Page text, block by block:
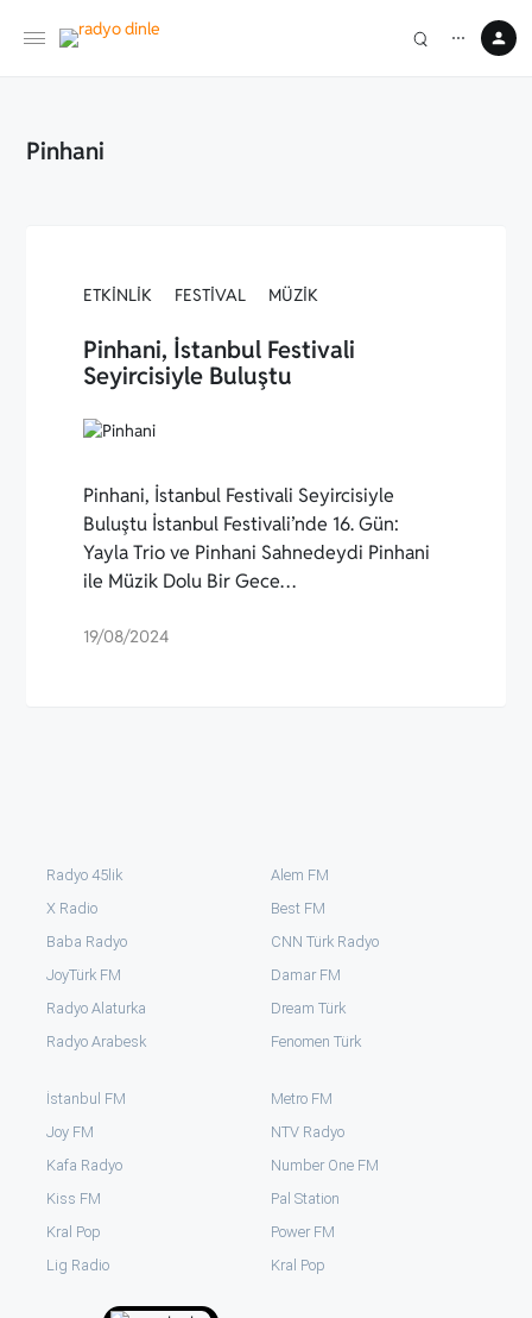
⋯
Pinhani
ETKINLIK FESTIVAL MÜZIK
Pinhani, İstanbul Festivali
Seyircisiyle Buluştu
Pinhani, İstanbul Festivali Seyircisiyle
Buluştu İstanbul Festivali’nde 16. Gün:
Yayla Trio ve Pinhani Sahnedeydi Pinhani
ile Müzik Dolu Bir Gece…
19/08/2024
Radyo 45lik
X Radio
Baba Radyo
JoyTürk FM
Radyo Alaturka
Radyo Arabesk
Alem FM
Best FM
CNN Türk Radyo
Damar FM
Dream Türk
Fenomen Türk
İstanbul FM
Joy FM
Kafa Radyo
Kiss FM
Kral Pop
⁠Lig Radio
Metro FM
NTV Radyo
Number One FM
Pal Station
Power FM
Kral Pop